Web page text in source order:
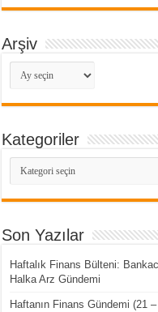
Arşiv
Arşiv
Kategoriler
Kategoriler
Son Yazılar
Haftalık Finans Bülteni:
Halka Arz Gündemi
Haftanın Finans Gündemi (21